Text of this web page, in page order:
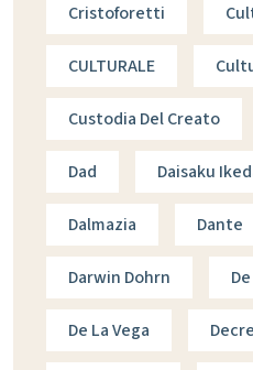
Cristoforetti
CULTURALE
Custodia Del Creato
Dad Daisaku
Dalmazia Dante
Darwin Dohrn
De La Vega